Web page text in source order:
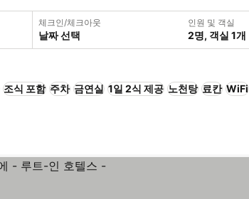
체크인/체크아웃
날짜 선택
인원 및 객실
2명, 객실 1개
조식 포함 주차 금연실 1일 2식 제공 노천탕 료칸 WiFi